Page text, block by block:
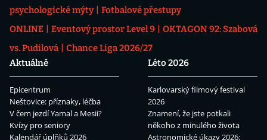
psychologické mýty
Fotbalové přestupy
ONLINE
Eventový prostor Level 9
OKTAGON 92: Szabová
vs. Pudilová
Chance Liga 2026/27
Aktuálně
Epicentrum
Neštovice: příznaky, léčba
V čem jezdí Yamal a Mesii?
Kvízy pro seniory
Kalendář úplňků 2026
Léto 2026
Karlovarský filmový festival
2026
Znamení, že jste potkali
někoho z minulého života
Astronomické úkazy 2026: